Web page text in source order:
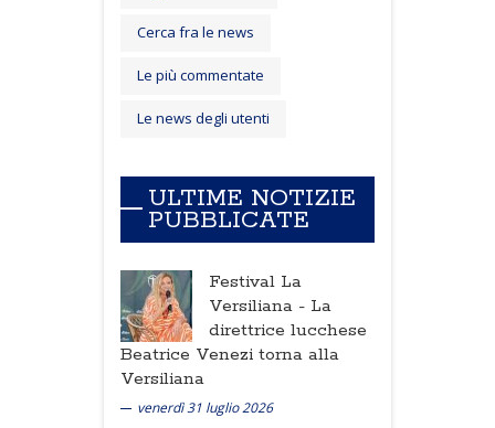
Cerca fra le news
Le più commentate
Le news degli utenti
ULTIME NOTIZIE
PUBBLICATE
Festival La
Versiliana - La
direttrice lucchese
Beatrice Venezi torna alla
Versiliana
venerdì 31 luglio 2026